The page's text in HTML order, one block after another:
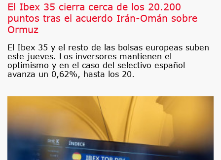
El Ibex 35 cierra cerca de los 20.200
puntos tras el acuerdo Irán-Omán sobre
Ormuz
El Ibex 35 y el resto de las bolsas europeas suben
este jueves. Los inversores mantienen el
optimismo y en el caso del selectivo español
avanza un 0,62%, hasta los 20.